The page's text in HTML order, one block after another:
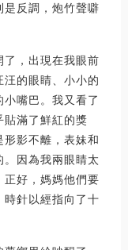
是反調，炮竹聲噼
了，出現在我眼前
的眼睛、小小的
嘴巴。我又看了
貼滿了鮮紅的獎
影不離，表妹和
因為我兩眼睛太
正好，媽媽他們要
時針以經指向了十